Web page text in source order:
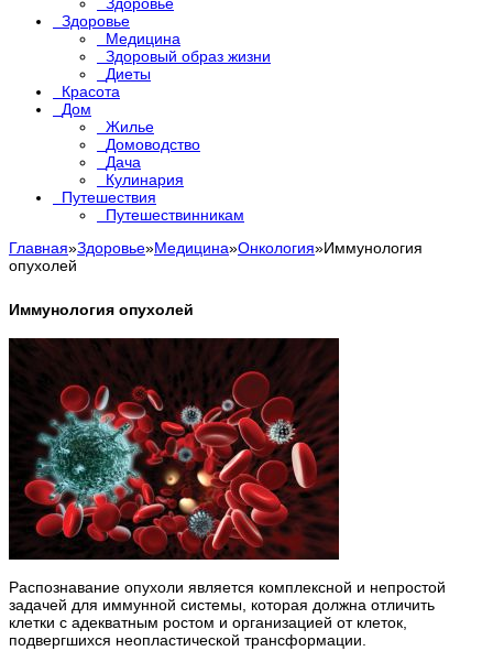
Здоровье
Медицина
Здоровый образ жизни
Диеты
Красота
Дом
Жилье
Домоводство
Дача
Кулинария
Путешествия
Путешествинникам
Главная»Здоровье»Медицина»Онкология»Иммунология
опухолей
Иммунология опухолей
Распознавание опухоли является комплексной и непростой
задачей для иммунной системы, которая должна отличить
клетки с адекватным ростом и организацией от клеток,
подвергшихся неопластической трансформации.